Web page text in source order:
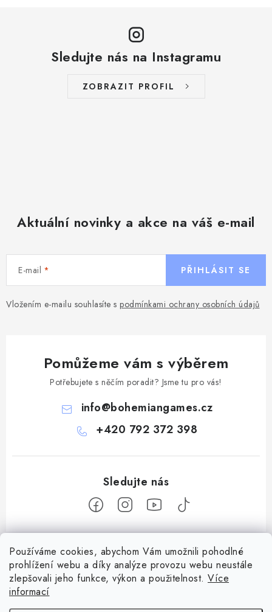
Používáme cookies, abychom Vám umožnili pohodlné
prohlížení webu a díky analýze provozu webu neustále
zlepšovali jeho funkce, výkon a použitelnost. Více
informací
Sledujte nás na Instagramu
ZOBRAZIT PROFIL
Aktuální novinky a akce na váš e-mail
E-mail
Vložením e-mailu souhlasíte s podmínkami ochrany osobních údajů
PŘIHLÁSIT SE
Pomůžeme vám s výběrem
Potřebujete s něčím poradit? Jsme tu pro vás!
info@bohemiangames.cz
+420 792 372 398
Z
Informace pro vás
Obchodní podmínky
Facebook